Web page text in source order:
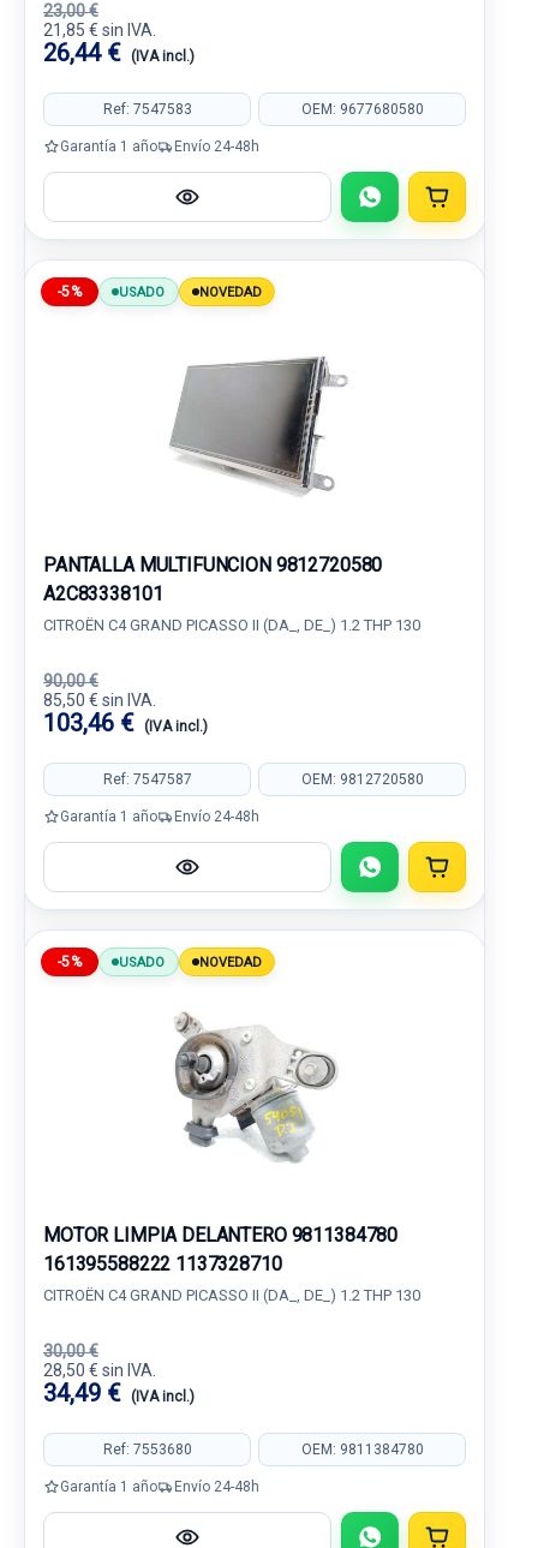
23,00 €
21,85 € sin IVA.
26,44 € (IVA incl.)
Ref: 7547583 OEM: 9677680580
Garantía 1 año Envío 24-48h
-5% USADO NOVEDAD
PANTALLA MULTIFUNCION 9812720580
A2C83338101
CITROËN C4 GRAND PICASSO II (DA_, DE_) 1.2 THP 130
90,00 €
85,50 € sin IVA.
103,46 € (IVA incl.)
Ref: 7547587 OEM: 9812720580
Garantía 1 año Envío 24-48h
-5% USADO NOVEDAD
MOTOR LIMPIA DELANTERO 9811384780
161395588222 1137328710
CITROËN C4 GRAND PICASSO II (DA_, DE_) 1.2 THP 130
30,00 €
28,50 € sin IVA.
34,49 € (IVA incl.)
Ref: 7553680 OEM: 9811384780
Garantía 1 año Envío 24-48h